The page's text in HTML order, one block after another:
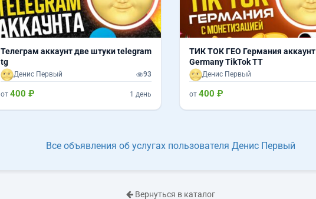
Телеграм аккаунт две штуки telegram
tg
Денис Первый 93
от 400 ₽ 1 день
ТИК ТОК ГЕО Германия аккаунт
Germany TikTok ТТ
Денис Первый
от 400 ₽
Все объявления об услугах пользователя Денис Первый
Вернуться в каталог